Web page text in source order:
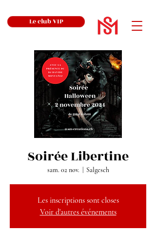
Le club VIP
Soirée Libertine
sam. 02 nov. Salgesch
Les inscriptions sont closes
Voir d'autres événements